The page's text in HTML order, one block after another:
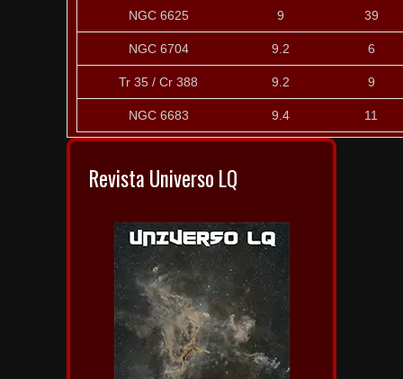
NGC 6625 9 39
NGC 6704 9.2 6
Tr 35 / Cr 388 9.2 9
NGC 6683 9.4 11
Revista Universo LQ